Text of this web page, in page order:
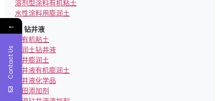
溶剂型涂料有机粘土
水性涂料用膨润土
钻井液
亲有机粘土
膨润土钻井液
钻井膨润土
钻井液有机膨润土
钻井液化学品
油田添加剂
←
Contact Us